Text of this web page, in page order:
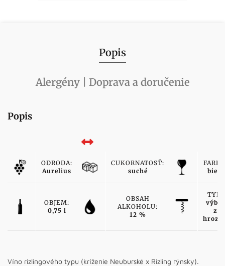
Popis
Alergény | Doprava a doručenie
Popis
ODRODA:
Aurelius
CUKORNATOSŤ:
suché
biele
OBJEM:
0,75 l
OBSAH
ALKOHOLU:
12 %
TYP:
výber
z
Víno rizlingového typu (kríženie Neuburské x Rizling rýnsky).